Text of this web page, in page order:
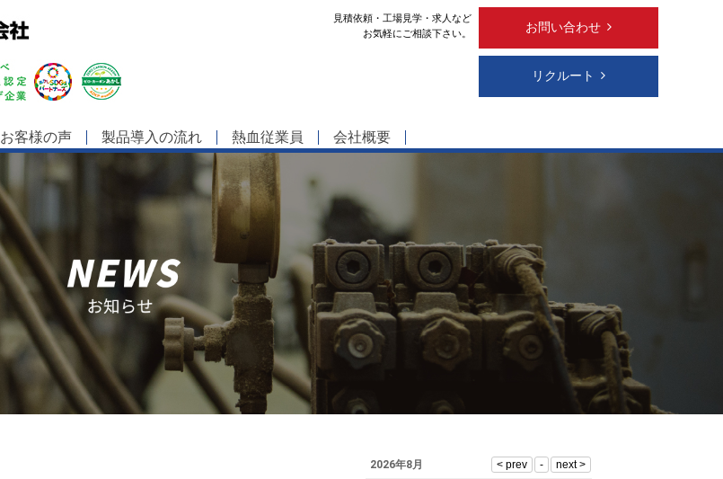
見積依頼・工場見学・求人など
お気軽にご相談下さい。
お問い合わせ
リクルート
お客様の声 製品導入の流れ 熱血従業員 会社概要
2026年8月